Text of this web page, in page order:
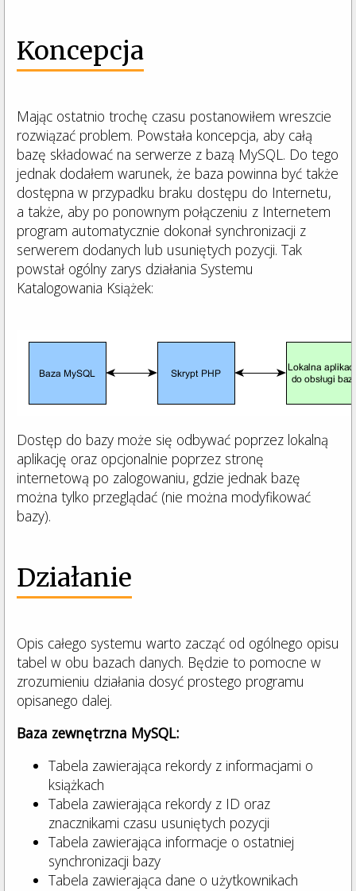
Koncepcja
Mając ostatnio trochę czasu postanowiłem wreszcie
rozwiązać problem. Powstała koncepcja, aby całą
bazę składować na serwerze z bazą MySQL. Do tego
jednak dodałem warunek, że baza powinna być także
dostępna w przypadku braku dostępu do Internetu,
a także, aby po ponownym połączeniu z Internetem
program automatycznie dokonał synchronizacji z
serwerem dodanych lub usuniętych pozycji. Tak
powstał ogólny zarys działania Systemu
Katalogowania Książek:
Dostęp do bazy może się odbywać poprzez lokalną
aplikację oraz opcjonalnie poprzez stronę
internetową po zalogowaniu, gdzie jednak bazę
można tylko przeglądać (nie można modyfikować
bazy).
Działanie
Opis całego systemu warto zacząć od ogólnego opisu
tabel w obu bazach danych. Będzie to pomocne w
zrozumieniu działania dosyć prostego programu
opisanego dalej.
Baza zewnętrzna MySQL:
Tabela zawierająca rekordy z informacjami o
książkach
Tabela zawierająca rekordy z ID oraz
znacznikami czasu usuniętych pozycji
Tabela zawierająca informacje o ostatniej
synchronizacji bazy
Tabela zawierająca dane o użytkownikach